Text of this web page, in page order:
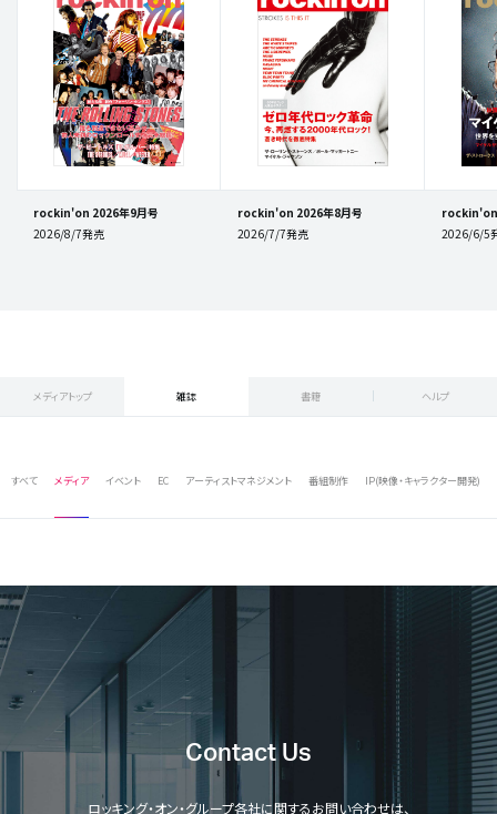
rockin'on 2026年9月号
2026/8/7発売
rockin'on 2026年8月号
2026/7/7発売
rockin'on
2026/6/5
メディアトップ 雑誌 書籍 ヘルプ
すべて メディア イベント EC アーティストマネジメント 番組制作 IP(映像・キャラクター開発)
Contact Us
ロッキング・オン・グループ各社に関するお問い合わせは、